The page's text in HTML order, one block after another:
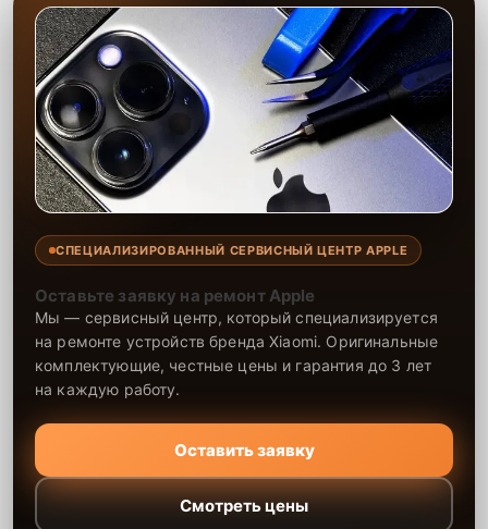
СПЕЦИАЛИЗИРОВАННЫЙ СЕРВИСНЫЙ ЦЕНТР APPLE
Оставьте заявку на ремонт Apple
Мы — сервисный центр, который специализируется
на ремонте устройств бренда Xiaomi. Оригинальные
комплектующие, честные цены и гарантия до 3 лет
на каждую работу.
Оставить заявку
Смотреть цены